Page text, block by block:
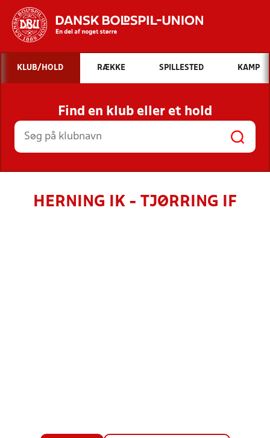
Hvad vil du søge efter?
INDHOLD OG NYHEDER
STILLINGER, RESULTATER, KLUBBER OG
HOLD
KLUB/HOLD RÆKKE SPILLESTED KAMP
Find en klub eller et hold
HERNING IK - TJØRRING IF